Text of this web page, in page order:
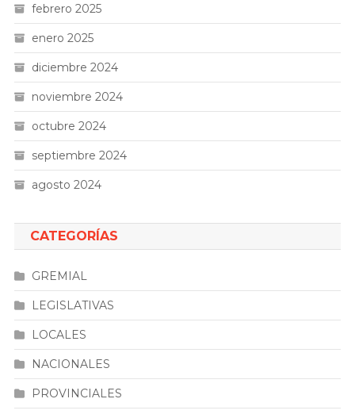
febrero 2025
enero 2025
diciembre 2024
noviembre 2024
octubre 2024
septiembre 2024
agosto 2024
CATEGORÍAS
GREMIAL
LEGISLATIVAS
LOCALES
NACIONALES
PROVINCIALES